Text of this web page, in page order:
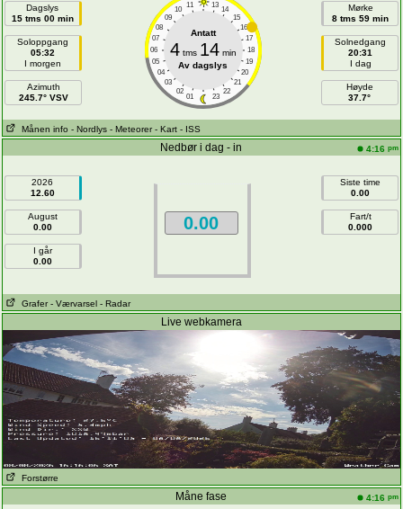
Dagslys
15 tms 00 min
Soloppgang
05:32
I morgen
Azimuth
245.7° VSV
11 13
10
14
09
15
08
16
07
17
06
18
05
19
04
20
03
21
02
22
01 23
Antatt
4tms 14min
Av dagslys
Mørke
8 tms 59 min
Solnedgang
20:31
I dag
Høyde
37.7°
Månen info - Nordlys - Meteorer - Kart - ISS
Nedbør i dag - in 4:16 pm
2026
12.60
August
0.00
I går
0.00
0.00
Siste time
0.00
Fart/t
0.000
Grafer - Værvarsel - Radar
Live webkamera
Forstørre
Måne fase 4:16 pm